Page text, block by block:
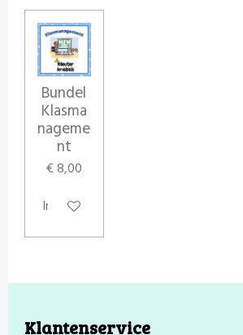
Bundel
Klasma
nageme
nt
€ 8,00
In winkelwagen
Klantenservice